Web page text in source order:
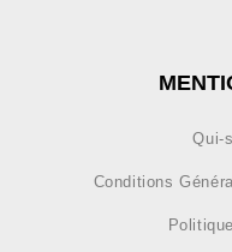
Qui-
Conditions